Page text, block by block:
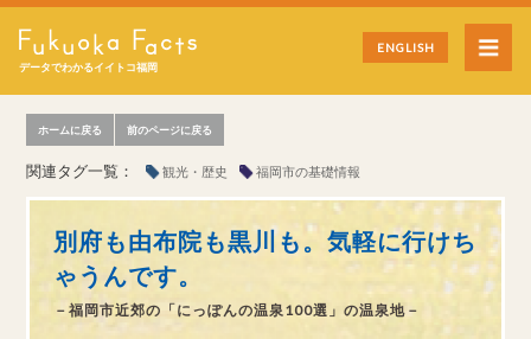
データでわかるイイトコ福岡
ENGLISH
ホームに戻る 前のページに戻る
関連タグ一覧： 観光・歴史 福岡市の基礎情報
別府も由布院も黒川も。気軽に行けち
ゃうんです。
－福岡市近郊の「にっぽんの温泉100選」の温泉地－